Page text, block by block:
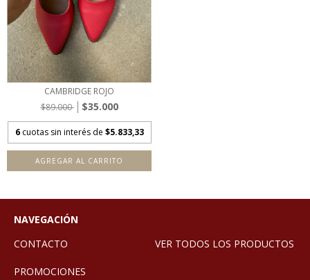
CAMBRIDGE ROJO
$89.000
$35.000
6 cuotas sin interés de $5.833,33
AGREGAR AL CARRITO
NAVEGACIÓN
CONTACTO
VER TODOS LOS PRODUCTOS
PROMOCIONES